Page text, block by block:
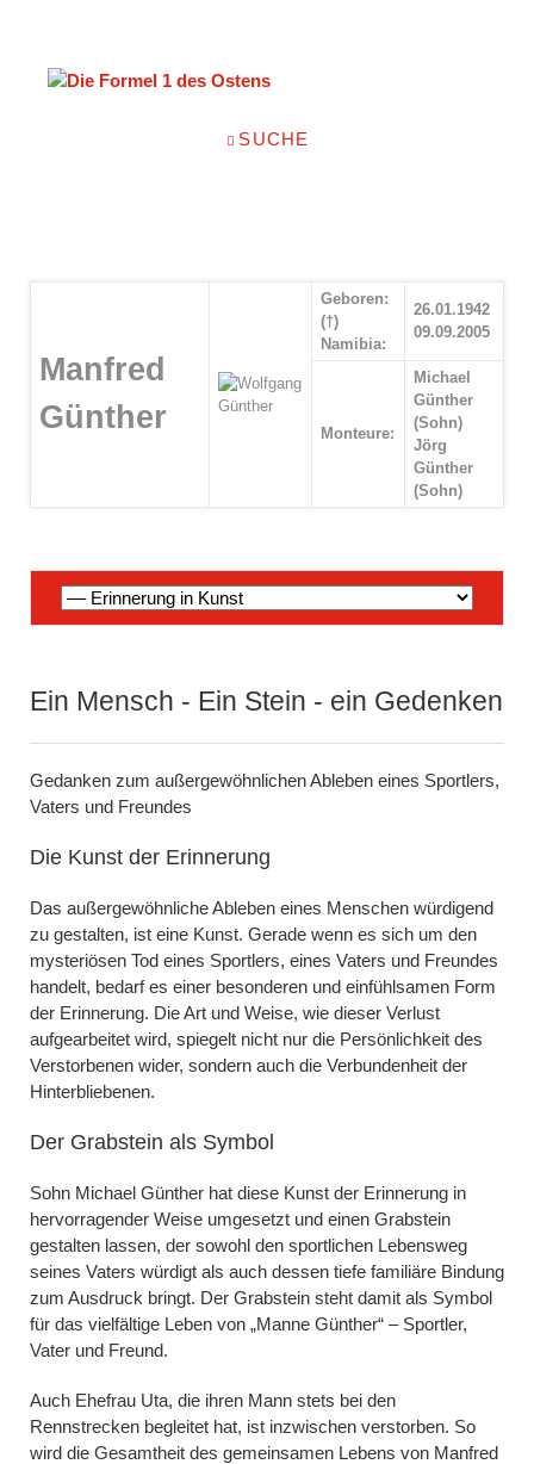
NAVIGATION
SUCHE
Manfred
Günther
Geboren:
(†)
Namibia:
26.01.1942
09.09.2005
Monteure:
Michael
Günther
(Sohn)
Jörg
Günther
(Sohn)
Navigation
überspringen
Ein Mensch - Ein Stein - ein Gedenken
Gedanken zum außergewöhnlichen Ableben eines Sportlers,
Vaters und Freundes
Die Kunst der Erinnerung
Das außergewöhnliche Ableben eines Menschen würdigend
zu gestalten, ist eine Kunst. Gerade wenn es sich um den
mysteriösen Tod eines Sportlers, eines Vaters und Freundes
handelt, bedarf es einer besonderen und einfühlsamen Form
der Erinnerung. Die Art und Weise, wie dieser Verlust
aufgearbeitet wird, spiegelt nicht nur die Persönlichkeit des
Verstorbenen wider, sondern auch die Verbundenheit der
Hinterbliebenen.
Der Grabstein als Symbol
Sohn Michael Günther hat diese Kunst der Erinnerung in
hervorragender Weise umgesetzt und einen Grabstein
gestalten lassen, der sowohl den sportlichen Lebensweg
seines Vaters würdigt als auch dessen tiefe familiäre Bindung
zum Ausdruck bringt. Der Grabstein steht damit als Symbol
für das vielfältige Leben von „Manne Günther“ – Sportler,
Vater und Freund.
Auch Ehefrau Uta, die ihren Mann stets bei den
Rennstrecken begleitet hat, ist inzwischen verstorben. So
wird die Gesamtheit des gemeinsamen Lebens von Manfred